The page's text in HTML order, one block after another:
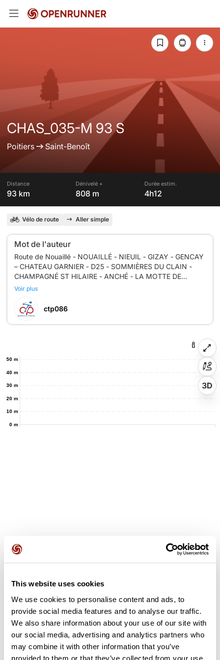
This website uses cookies
We use cookies to personalise content and ads, to
provide social media features and to analyse our traffic.
We also share information about your use of our site with
our social media, advertising and analytics partners who
may combine it with other information that you’ve
provided to them or that they’ve collected from your use
CHAS_035-M 93 S
Poitiers Saint-Benoît
Distance
93 km
Dénivelé +
808 m
Durée estim.
4h12
Vélo de route Aller simple
Mot de l'auteur
Route de Nouaillé - NOUAILLÉ - NIEUIL - GIZAY - GENCAY
– CHATEAU GARNIER - D25 - SOMMIÈRES DU CLAIN -
CHAMPAGNÉ ST HILAIRE - ANCHÉ - LA MOTTE DE
GANNE - VIVONNE - ITEUIL - LIGUGÉ - St BENOÎT -
Voir plus
ctp086
0 m
10 m
20 m
30 m
40 m
50 m
3D
Avis des utilisateurs
Soyez le premier à ajouter un avis !
Ajouter un avis